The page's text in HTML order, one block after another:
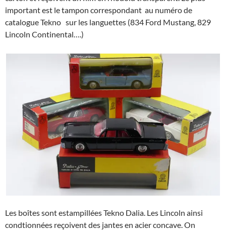
important est le tampon correspondant au numéro de
catalogue Tekno sur les languettes (834 Ford Mustang, 829
Lincoln Continental….)
Les boîtes sont estampillées Tekno Dalia. Les Lincoln ainsi
condtionnées reçoivent des jantes en acier concave. On